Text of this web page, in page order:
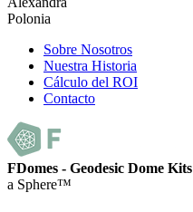
Polonia
Sobre Nosotros
Nuestra Historia
Cálculo del ROI
Contacto
FDomes - Geodesic Dome Kits
a Sphere™